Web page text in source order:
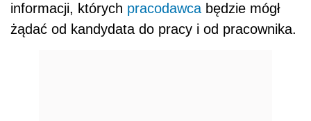
informacji, których pracodawca będzie mógł
żądać od kandydata do pracy i od pracownika.